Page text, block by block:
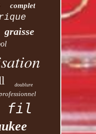
complet
graisse
doublure
fil